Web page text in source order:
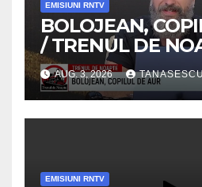
EMISIUNI RNTV
BOLOJEAN,
/ TRENUL DE
/VIDEO
AUG. 3, 2026
EMISIUNI RNTV